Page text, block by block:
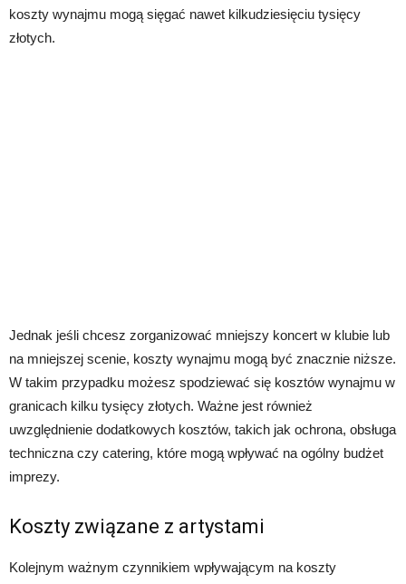
koszty wynajmu mogą sięgać nawet kilkudziesięciu tysięcy
złotych.
Jednak jeśli chcesz zorganizować mniejszy koncert w klubie lub
na mniejszej scenie, koszty wynajmu mogą być znacznie niższe.
W takim przypadku możesz spodziewać się kosztów wynajmu w
granicach kilku tysięcy złotych. Ważne jest również
uwzględnienie dodatkowych kosztów, takich jak ochrona, obsługa
techniczna czy catering, które mogą wpływać na ogólny budżet
imprezy.
Koszty związane z artystami
Kolejnym ważnym czynnikiem wpływającym na koszty